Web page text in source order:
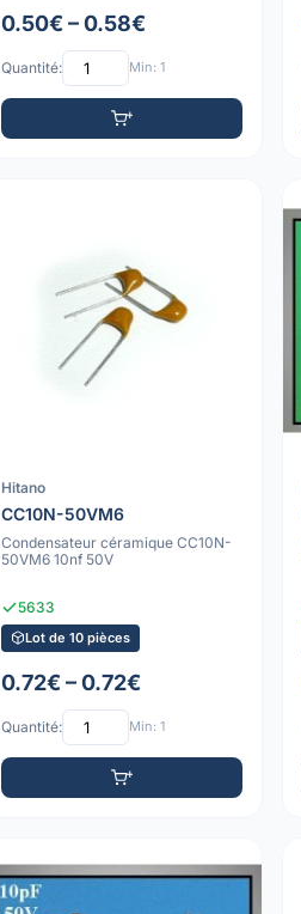
0.50€ – 0.58€
Quantité: Min: 1
Hitano
CC10N-50VM6
Condensateur céramique CC10N-
50VM6 10nf 50V
5633
Lot de 10 pièces
0.72€ – 0.72€
Quantité: Min: 1